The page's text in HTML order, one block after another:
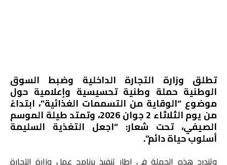
تطلق وزارة التجارة الداخلية وضبط السوق
الوطنية حملة وطنية تحسيسية وإعلامية حول
موضوع “الوقاية من التسممات الغذائية”، ابتداءً
من يوم الثلاثاء 2 جوان 2026، وتمتد طيلة الموسم
الصيفي، تحت شعار: “اجعل التغذية السليمة
أسلوب حياة دائم”.
وتندرج هذه الحملة في إطار تنفيذ برنامج عمل وزارة التجارة